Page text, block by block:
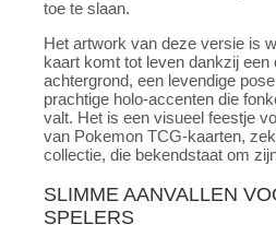
toe te slaan.
Het artwork van deze versie is
kaart komt tot leven dankzij een
achtergrond, een levendige
prachtige holo-accenten die
valt. Het is een visueel feestje
van Pokemon TCG-kaarten,
collectie, die bekendstaat om
SLIMME AANVALLEN
SPELERS